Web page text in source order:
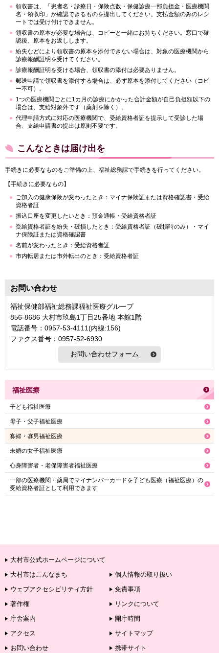
領収書は、「患者名・診療日・保険点数・保健診療一部負担金・医療機関
名・領収印」が確認できるものを提出してください。支払金額のみのレシ
ートでは受け付けできません。
領収書の原本が必要な場合は、コピーと一緒にお持ちください。窓口で確
認後、原本をお返しします。
紛失などにより領収書の原本を添付できない場合は、対象の医療機関から
診療報酬証明を受けてください。
診療報酬証明を受ける場合、領収書の添付は必要ありません。
郵送申請で領収書を添付する場合は、必ず原本を添付してください（コピ
ー不可）。
1つの医療機関ごとに1カ月の診療にかかった合計金額が自己負担額以下の
場合は、支給対象外です（薬剤を除く）。
代理申請方式に対応の医療機関で、受給資格者証を提示して受診した場
合、支給申請書の提出は原則不要です。
こんなときは届け出を
手続きに必要なものをご準備の上、福祉総務課で手続きを行ってください。
【手続きに必要なもの】
ご加入の健康保険が変わったとき：マイナ保険証または資格確認書・受給
資格者証
振込口座を変更したいとき：預金通帳・受給資格者証
受給資格者証を紛失・破損したとき：受給資格者証（破損時のみ）・マイ
ナ保険証または資格確認書
名前が変わったとき：受給資格者証
市内転居または市外転出のとき：受給資格者証
お問い合わせ
福祉保健部福祉総務課福祉医療グループ
856-8686 大村市玖島1丁目25番地 本館1階
電話番号：0957-53-4111(内線:156)
ファクス番号：0957-52-6930
福祉医療
子ども福祉医療
母子・父子福祉医療
寡婦・寡男福祉医療
未婚の女子福祉医療
心身障害者・老保障害者福祉医療
一部の医療機関・薬局でマイナンバーカードを子ども医療（福祉医療）の
受給資格者証として利用できます
大村市公式ホームページについて
大村市はこんなまち
個人情報の取り扱い
ウェブアクセシビリティ方針
免責事項
著作権
リンクについて
庁舎案内
開庁時間
アクセス
サイトマップ
お問い合わせ
携帯サイト